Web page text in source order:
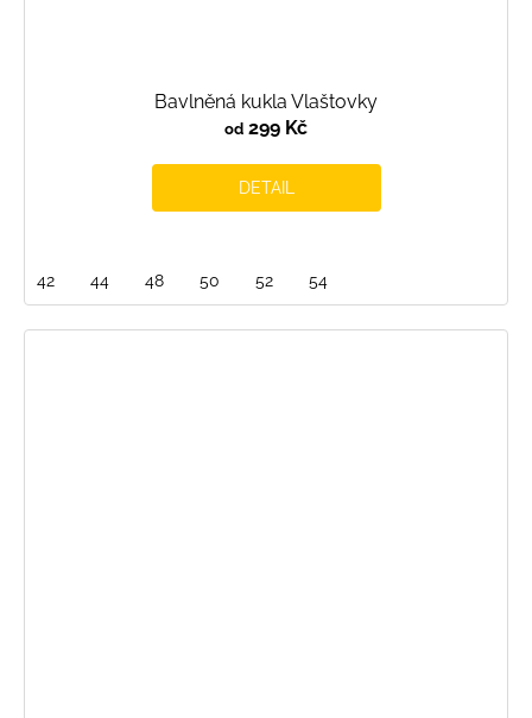
Bavlněná kukla Vlaštovky
od 299 Kč
DETAIL
42 44 48 50 52 54